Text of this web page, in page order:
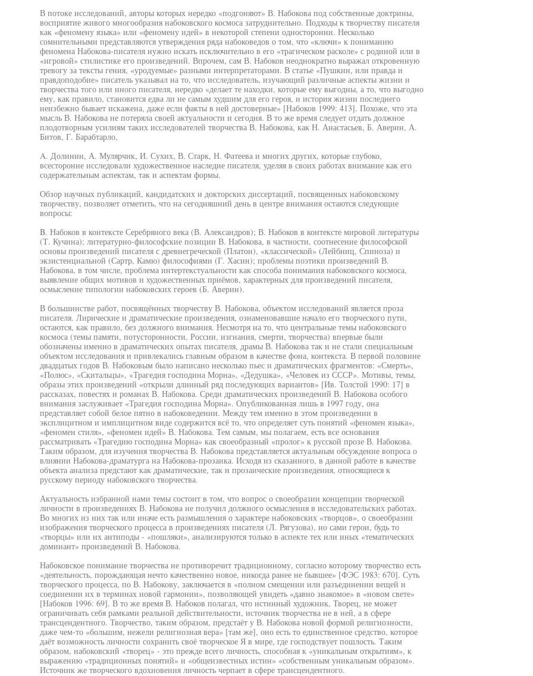
В потоке исследований, авторы которых нередко «подгоняют» В. Набокова под собственные доктрины,
восприятие живого многообразия набоковского космоса затруднительно. Подходы к творчеству писателя
как «феномену языка» или «феномену идей» в некоторой степени односторонни. Несколько
сомнительными представляются утверждения ряда набоковедов о том, что «ключи» к пониманию
феномена Набокова-писателя нужно искать исключительно в его «трагическом расколе» с родиной или в
«игровой» стилистике его произведений. Впрочем, сам В. Набоков неоднократно выражал откровенную
тревогу за тексты гения, «уродуемые» разными интерпретаторами. В статье «Пушкин, или правда и
правдоподобие» писатель указывал на то, что исследователь, изучающий различные аспекты жизни и
творчества того или иного писателя, нередко «делает те находки, которые ему выгодны, а то, что выгодно
ему, как правило, становится едва ли не самым худшим для его героя, и история жизни последнего
неизбежно бывает искажена, даже если факты в ней достоверные» [Набоков 1999: 413]. Похоже, что эта
мысль В. Набокова не потеряла своей актуальности и сегодня. В то же время следует отдать должное
плодотворным усилиям таких исследователей творчества В. Набокова, как Н. Анастасьев, Б. Аверин, А.
Битов, Г. Барабтарло,
A. Долинин, А. Мулярчик, И. Сухих, В. Старк, Н. Фатеева и многих других, которые глубоко,
всесторонне исследовали художественное наследие писателя, уделяя в своих работах внимание как его
содержательным аспектам, так и аспектам формы.
Обзор научных публикаций, кандидатских и докторских диссертаций, посвященных набоковскому
творчеству, позволяет отметить, что на сегодняшний день в центре внимания остаются следующие
вопросы:
B. Набоков в контексте Серебряного века (В. Александров); В. Набоков в контексте мировой литературы
(Т. Кучина); литературно-философские позиции В. Набокова, в частности, соотнесение философской
основы произведений писателя с древнегреческой (Платон), «классической» (Лейбниц, Спиноза) и
экзистенциальной (Сартр, Камю) философиями (Г. Хасин); проблемы поэтики произведений В.
Набокова, в том числе, проблема интертекстуальности как способа понимания набоковского космоса,
выявление общих мотивов и художественных приёмов, характерных для произведений писателя,
осмысление типологии набоковских героев (Б. Аверин).
В большинстве работ, посвящённых творчеству В. Набокова, объектом исследований является проза
писателя. Лирические и драматические произведения, ознаменовавшие начало его творческого пути,
остаются, как правило, без должного внимания. Несмотря на то, что центральные темы набоковского
космоса (темы памяти, потусторонности, России, изгнания, смерти, творчества) впервые были
обозначены именно в драматических опытах писателя, драмы В. Набокова так и не стали специальным
объектом исследования и привлекались главным образом в качестве фона, контекста. В первой половине
двадцатых годов В. Набоковым было написано несколько пьес и драматических фрагментов: «Смерть»,
«Полюс», «Скитальцы», «Трагедия господина Морна», «Дедушка», «Человек из СССР». Мотивы, темы,
образы этих произведений «открыли длинный ряд последующих вариантов» [Ив. Толстой 1990: 17] в
рассказах, повестях и романах В. Набокова. Среди драматических произведений В. Набокова особого
внимания заслуживает «Трагедия господина Морна». Опубликованная лишь в 1997 году, она
представляет собой белое пятно в набоковедении. Между тем именно в этом произведении в
эксплицитном и имплицитном виде содержится всё то, что определяет суть понятий «феномен языка»,
«феномен стиля», «феномен идей» В. Набокова. Тем самым, мы полагаем, есть все основания
рассматривать «Трагедию господина Морна» как своеобразный «пролог» к русской прозе В. Набокова.
Таким образом, для изучения творчества В. Набокова представляется актуальным обсуждение вопроса о
влиянии Набокова-драматурга на Набокова-прозаика. Исходя из сказанного, в данной работе в качестве
объекта анализа предстают как драматические, так и прозаические произведения, относящиеся к
русскому периоду набоковского творчества.
Актуальность избранной нами темы состоит в том, что вопрос о своеобразии концепции творческой
личности в произведениях В. Набокова не получил должного осмысления в исследовательских работах.
Во многих из них так или иначе есть размышления о характере набоковских «творцов», о своеобразии
изображения творческого процесса в произведениях писателя (Л. Рягузова), но сами герои, будь то
«творцы» или их антиподы - «пошляки», анализируются только в аспекте тех или иных «тематических
доминант» произведений В. Набокова.
Набоковское понимание творчества не противоречит традиционному, согласно которому творчество есть
«деятельность, порождающая нечто качественно новое, никогда ранее не бывшее» [ФЭС 1983: 670]. Суть
творческого процесса, по В. Набокову, заключается в «полном смещении или разъединении вещей и
соединении их в терминах новой гармонии», позволяющей увидеть «давно знакомое» в «новом свете»
[Набоков 1996: 69]. В то же время В. Набоков полагал, что истинный художник, Творец, не может
ограничивать себя рамками реальной действительности, источник творчества не в ней, а в сфере
трансцендентного. Творчество, таким образом, предстаёт у В. Набокова новой формой религиозности,
даже чем-то «большим, нежели религиозная вера» [там же], оно есть то единственное средство, которое
даёт возможность личности сохранить своё творческое Я в мире, где господствует пошлость. Таким
образом, набоковский «творец» - это прежде всего личность, способная к «уникальным открытиям», к
выражению «традиционных понятий» и «общеизвестных истин» «собственным уникальным образом».
Источник же творческого вдохновения личность черпает в сфере трансцендентного.